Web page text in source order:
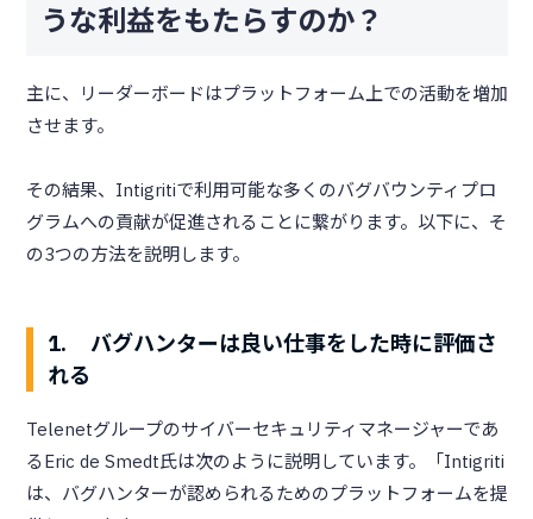
うな利益をもたらすのか？
主に、リーダーボードはプラットフォーム上での活動を増加
させます。
その結果、Intigritiで利用可能な多くのバグバウンティプロ
グラムへの貢献が促進されることに繋がります。以下に、そ
の3つの方法を説明します。
1. バグハンターは良い仕事をした時に評価さ
れる
Telenetグループのサイバーセキュリティマネージャーであ
るEric de Smedt氏は次のように説明しています。「Intigriti
は、バグハンターが認められるためのプラットフォームを提